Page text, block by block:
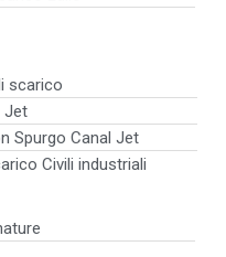
scarico
Jet
Spurgo Canal Jet
Civili industriali